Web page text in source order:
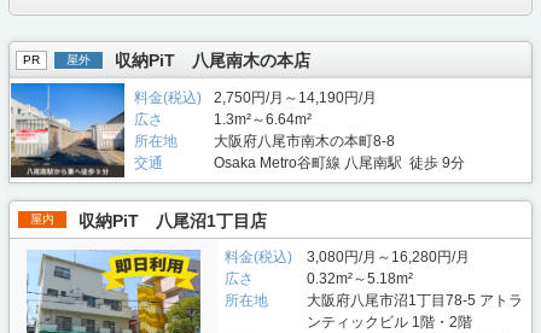
PR 屋外 収納PiT 八尾南木の本店
料金(税込)
2,750円/月～14,190円/月
広さ
1.3m²～6.64m²
所在地
大阪府八尾市南木の本町8-8
交通
Osaka Metro谷町線 八尾南駅 徒歩 9分
屋内 収納PiT 八尾沼1丁目店
料金(税込)
3,080円/月～16,280円/月
広さ
0.32m²～5.18m²
所在地
大阪府八尾市沼1丁目78-5 アトラ
ンティックビル 1階・2階